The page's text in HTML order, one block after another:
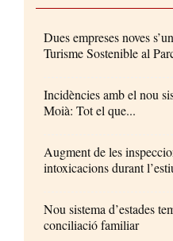
Dues empreses noves
Turisme Sostenible al
Incidències amb el nou
Moià: Tot el que...
Augment de les
intoxicacions durant
Nou sistema d’estades
conciliació familiar